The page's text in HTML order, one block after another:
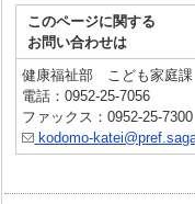
このページに関する
お問い合わせは
健康福祉部 こども家庭課
電話：0952-25-7056
ファックス：0952-25-7300
kodomo-